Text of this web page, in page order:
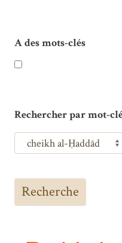
A des mots-clés
Rechercher par mot-